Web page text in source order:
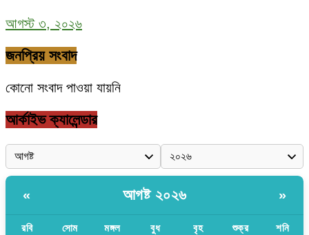
আগস্ট ৩, ২০২৬
জনপ্রিয় সংবাদ
কোনো সংবাদ পাওয়া যায়নি
আর্কাইভ ক্যালেন্ডার
« আগষ্ট ২০২৬ »
রবি সোম মঙ্গল বুধ বৃহ শুক্র শনি